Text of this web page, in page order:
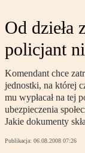
Od dzieła
policjant
Komendant chce
jednostki, na której
mu wypłacał na tej
ubezpieczenia
Jakie dokumenty
Publikacja: 06.08.2008 07:26